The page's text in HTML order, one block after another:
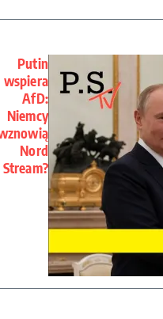
Putin
wspiera
AfD:
Niemcy
Nord
Stream?